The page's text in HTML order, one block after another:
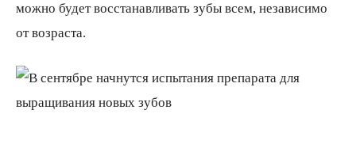
можно будет восстанавливать зубы всем, независимо
от возраста.